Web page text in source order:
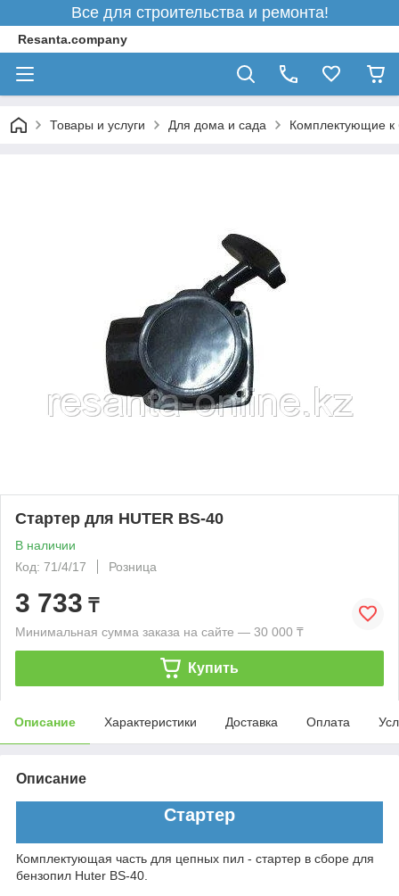
Все для строительства и ремонта!
Resanta.company
Товары и услуги Для дома и сада Комплектующие к
Стартер для HUTER BS-40
В наличии
Код: 71/4/17
Розница
3 733 ₸
Минимальная сумма заказа на сайте — 30 000 ₸
Купить
Описание Характеристики Доставка Оплата
Описание
Стартер
Комплектующая часть для цепных пил - стартер в сборе для
бензопил Huter BS-40.